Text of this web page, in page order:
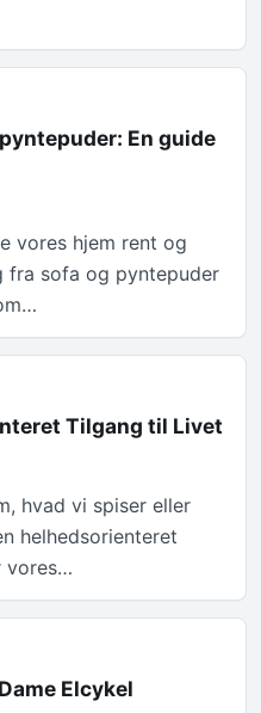
En guide
vores hjem rent og
fra sofa og pyntepuder
Tilgang til Livet
hvad vi spiser eller
helhedsorienteret
vores…
Elcykel